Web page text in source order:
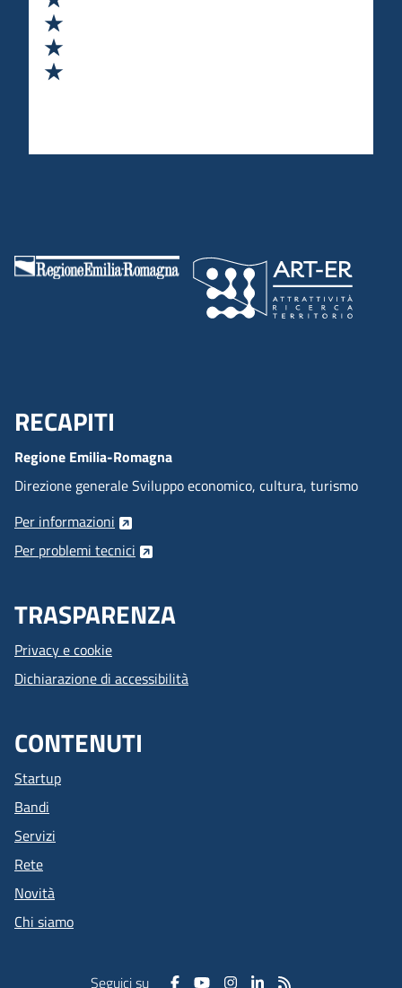
Menu Footer
RECAPITI
Regione Emilia-Romagna
Direzione generale Sviluppo economico, cultura, turismo
Per informazioni
Per problemi tecnici
TRASPARENZA
Privacy e cookie
Dichiarazione di accessibilità
CONTENUTI
Startup
Bandi
Servizi
Rete
Novità
Chi siamo
Seguici su